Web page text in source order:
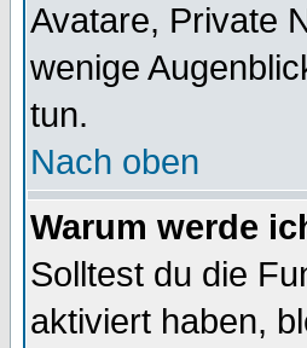
Avatare, Private
wenige
tun.
Nach oben
Warum werde
Solltest du die
aktiviert haben,